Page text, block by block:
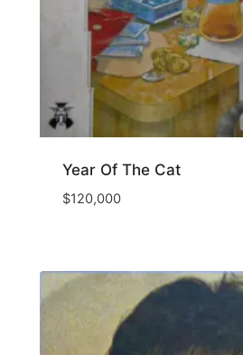
Year Of The Cat
$120,000